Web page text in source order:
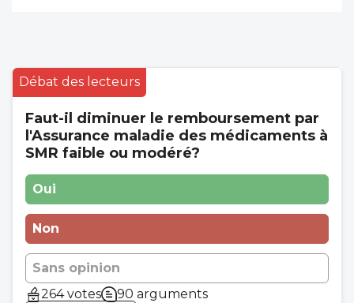
Débat des lecteurs
Faut-il diminuer le remboursement par
l'Assurance maladie des médicaments à
SMR faible ou modéré?
Oui
Non
Sans opinion
264 votes
90 arguments